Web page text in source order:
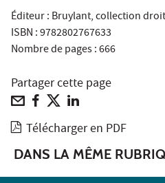
Éditeur : Bruylant, collection
ISBN : 9782802767633
Nombre de pages : 666
Partager cette page
Télécharger en PDF
DANS LA MÊME